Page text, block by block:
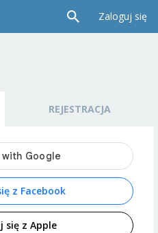
Zaloguj się
REJESTRACJA
z Facebook
się z Apple